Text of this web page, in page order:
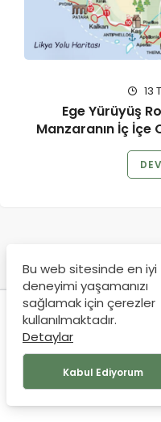
13
Ege Yürüyüş
Manzaranın İç İçe
© Copyright
Bu web sitesinde en iyi
deneyimi yaşamanızı
sağlamak için çerezler
kullanılmaktadır.
Detaylar
Kabul Ediyorum